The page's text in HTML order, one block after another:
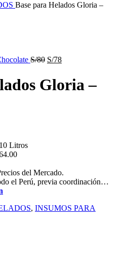
Base para Helados Gloria –
S/80 El
original
era:
S/78El
actual
es:
Gloria –
Litros
del Mercado.
el Perú, previa coordinación…
, INSUMOS PARA